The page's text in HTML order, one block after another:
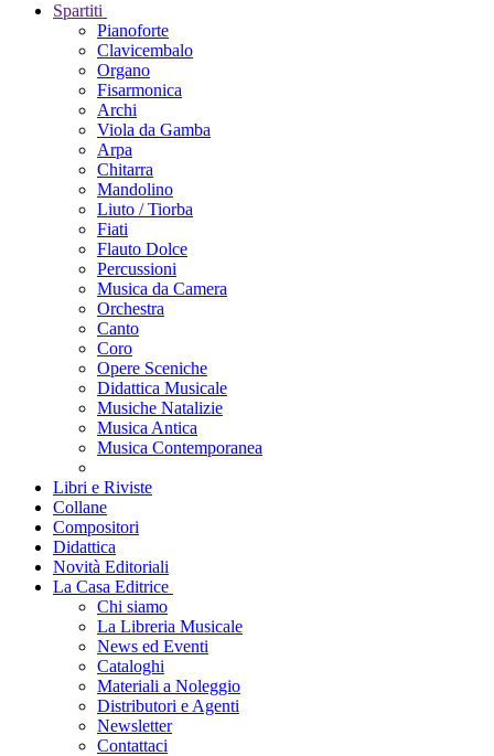
Spartiti
Pianoforte
Clavicembalo
Organo
Fisarmonica
Archi
Viola da Gamba
Arpa
Chitarra
Mandolino
Liuto / Tiorba
Fiati
Flauto Dolce
Percussioni
Musica da Camera
Orchestra
Canto
Coro
Opere Sceniche
Didattica Musicale
Musiche Natalizie
Musica Antica
Musica Contemporanea
Libri e Riviste
Collane
Compositori
Didattica
Novità Editoriali
La Casa Editrice
Chi siamo
La Libreria Musicale
News ed Eventi
Cataloghi
Materiali a Noleggio
Distributori e Agenti
Newsletter
Contattaci